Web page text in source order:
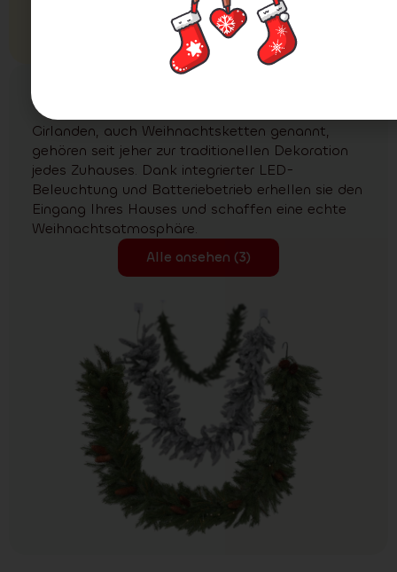
Dekorative Girlanden
Girlanden, auch Weihnachtsketten genannt,
gehören seit jeher zur traditionellen Dekoration
jedes Zuhauses. Dank integrierter LED-
Beleuchtung und Batteriebetrieb erhellen sie den
Eingang Ihres Hauses und schaffen eine echte
Weihnachtsatmosphäre.
Alle ansehen (3)